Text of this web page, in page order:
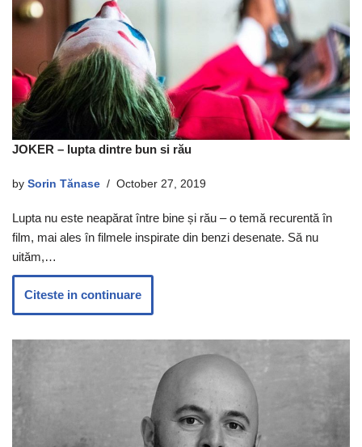
JOKER – lupta dintre bun si rău
by Sorin Tănase October 27, 2019
Lupta nu este neapărat între bine și rău – o temă recurentă în
film, mai ales în filmele inspirate din benzi desenate. Să nu
uităm,…
Citeste in continuare